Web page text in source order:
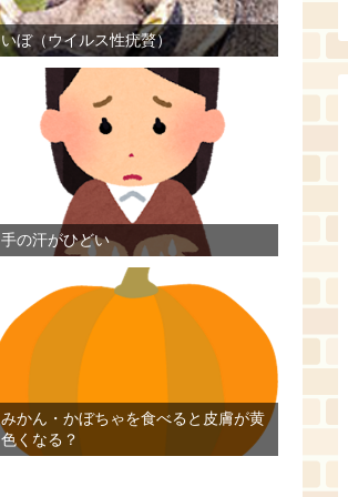
いぼ（ウイルス性疣贅）
手の汗がひどい
みかん・かぼちゃを食べると皮膚が黄
色くなる？